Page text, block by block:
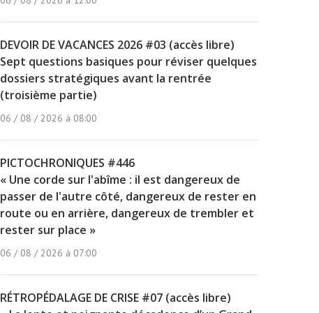
DEVOIR DE VACANCES 2026 #03 (accès libre)
Sept questions basiques pour réviser quelques
dossiers stratégiques avant la rentrée
(troisième partie)
06 / 08 / 2026 à 08:00
PICTOCHRONIQUES #446
« Une corde sur l'abîme : il est dangereux de
passer de l'autre côté, dangereux de rester en
route ou en arrière, dangereux de trembler et
rester sur place »
06 / 08 / 2026 à 07:00
RÉTROPÉDALAGE DE CRISE #07 (accès libre)